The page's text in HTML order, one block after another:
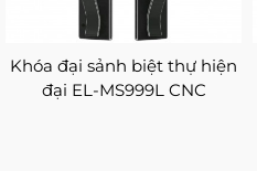
Khóa thông minh nhận diện
khuôn mặt EL-C999